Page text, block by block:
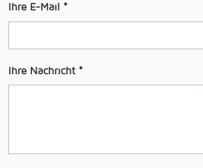
Ihre E-Mail *
Ihre Nachricht *